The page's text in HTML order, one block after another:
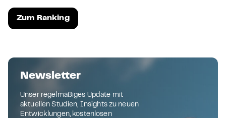
Zum Ranking
Newsletter
Unser regelmäßiges Update mit
aktuellen Studien, Insights zu neuen
Entwicklungen, kostenlosen